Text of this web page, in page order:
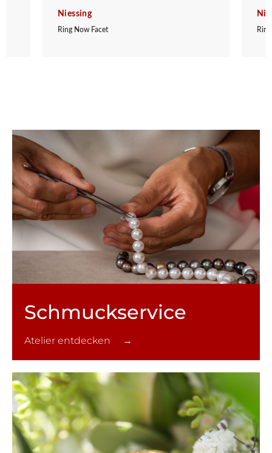
Niessing
Ring Now Facet
Schmuck­service
Atelier entdecken →